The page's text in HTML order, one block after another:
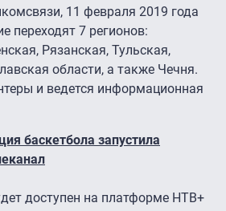
11 февраля 2019 года
переходят 7 регионов:
Рязанская, Тульская,
области, а также Чечня.
и ведется информационная
баскетбола запустила
доступен на платформе НТВ+